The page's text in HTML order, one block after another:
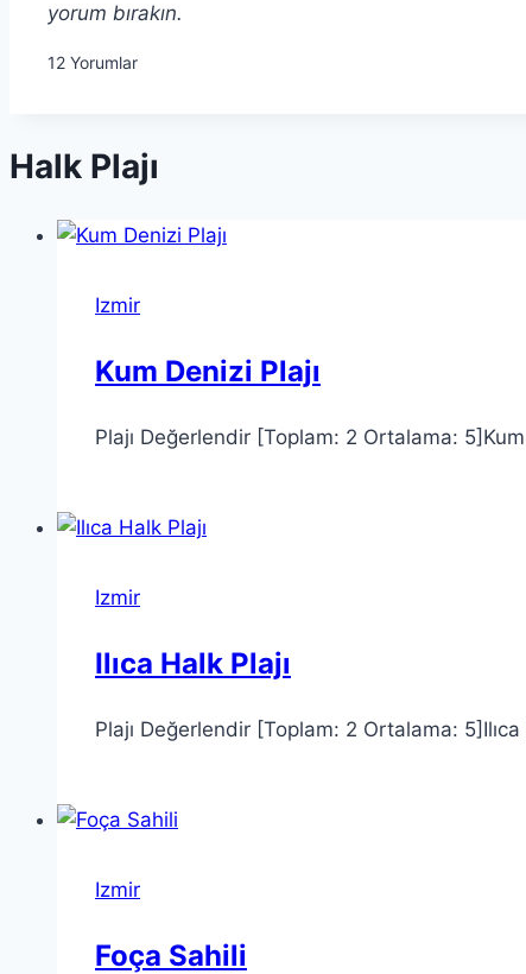
yorum bırakın.
12 Yorumlar
Halk Plajı
Izmir
Kum Denizi Plajı
Plajı Değerlendir [Toplam: 2 Ortalama:
Izmir
Ilıca Halk Plajı
Plajı Değerlendir [Toplam: 2 Ortalama:
Izmir
Foça Sahili